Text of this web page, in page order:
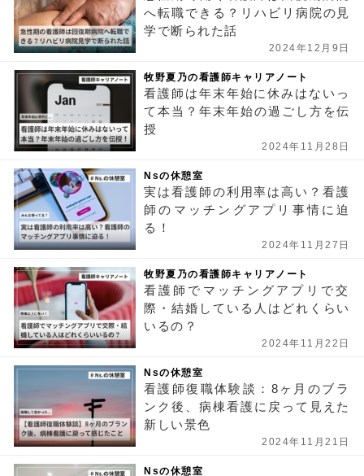
へ転職できる？リハビリ病院の見
学で断られた話
2024年12月9日
牧野夏乃の看護師キャリアノート
看護師は年末年始に休みはないっ
て本当？年末年始の過ごし方を伝
授
2024年11月28日
Nsの休憩室
実は看護師の利用率は高い？看護
師のマッチングアプリ事情に迫
る！
2024年11月27日
牧野夏乃の看護師キャリアノート
看護師でマッチングアプリで交
際・結婚している人はどれくらい
いるの？
2024年11月22日
Nsの休憩室
看護師復職体験談：8ヶ月のブラ
ンク後、病棟看護に戻って見えた
新しい景色
2024年11月21日
Nsの休憩室